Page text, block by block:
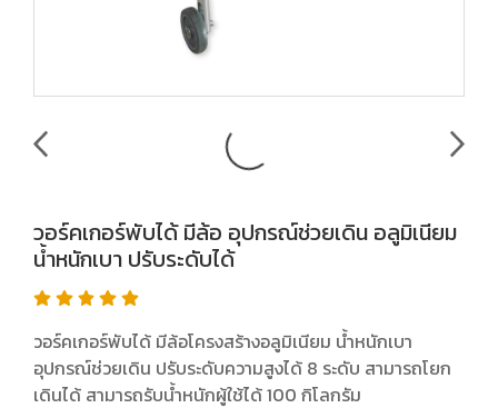
วอร์คเกอร์พับได้ มีล้อ อุปกรณ์ช่วยเดิน อลูมิเนียม
น้ำหนักเบา ปรับระดับได้
วอร์คเกอร์พับได้ มีล้อโครงสร้างอลูมิเนียม น้ำหนักเบา
อุปกรณ์ช่วยเดิน ปรับระดับความสูงได้ 8 ระดับ สามารถโยก
เดินได้ สามารถรับน้ำหนักผู้ใช้ได้ 100 กิโลกรัม